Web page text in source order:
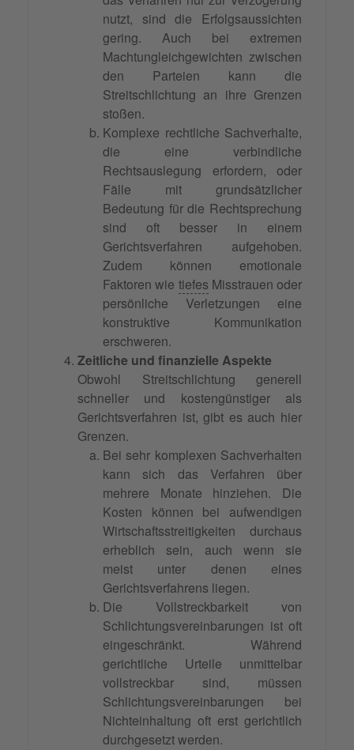
nutzt, sind die Erfolgsaussichten
gering. Auch bei extremen
Machtungleichgewichten zwischen
den Parteien kann die
Streitschlichtung an ihre Grenzen
stoßen.
Komplexe rechtliche Sachverhalte,
die eine verbindliche
Rechtsauslegung erfordern, oder
Fälle mit grundsätzlicher
Bedeutung für die Rechtsprechung
sind oft besser in einem
Gerichtsverfahren aufgehoben.
Zudem können emotionale
Faktoren wie tiefes Misstrauen oder
persönliche Verletzungen eine
konstruktive Kommunikation
erschweren.
Zeitliche und finanzielle Aspekte
Obwohl Streitschlichtung generell
schneller und kostengünstiger als
Gerichtsverfahren ist, gibt es auch hier
Grenzen.
Bei sehr komplexen Sachverhalten
kann sich das Verfahren über
mehrere Monate hinziehen. Die
Kosten können bei aufwendigen
Wirtschaftsstreitigkeiten durchaus
erheblich sein, auch wenn sie
meist unter denen eines
Gerichtsverfahrens liegen.
Die Vollstreckbarkeit von
Schlichtungsvereinbarungen ist oft
eingeschränkt. Während
gerichtliche Urteile unmittelbar
vollstreckbar sind, müssen
Schlichtungsvereinbarungen bei
Nichteinhaltung oft erst gerichtlich
durchgesetzt werden.